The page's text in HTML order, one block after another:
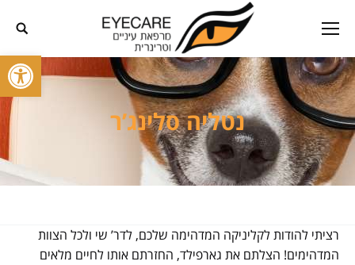
פתח
נטליה סלינג’ר
רציתי להודות לקליניקה המדהימה שלכם, לדר’ שי ולכל הצוות
המדהימים! הצלתם את גארפילד, החזרתם אותו לחיים מלאים